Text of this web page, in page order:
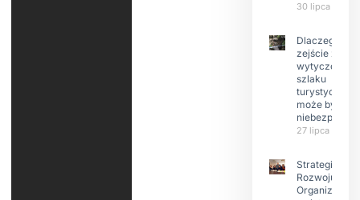
30 lipca 2026
Dlaczego
zejście z
wytyczonego
szlaku
może być
27 lipca 2026
Strategia
Rozwoju
Organizacji